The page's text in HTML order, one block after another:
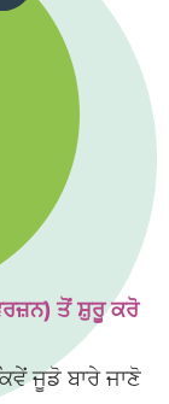
ਤੋਂ ਸ਼ੁਰੂ ਕਰੋ
ਜੂਡੋ ਬਾਰੇ ਜਾਣੋ